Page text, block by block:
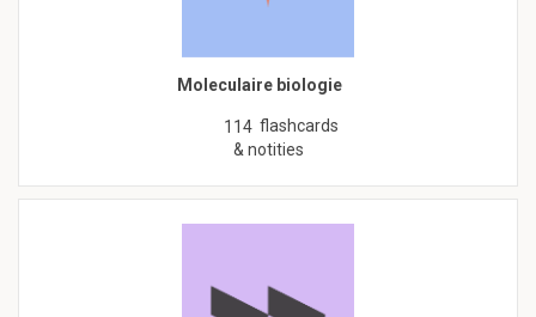
Moleculaire biologie
114 flashcards
& notities